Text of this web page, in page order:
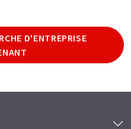
D'ENTREPRISE